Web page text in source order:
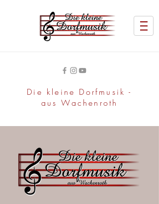
Die kleine Dorfmusik -
aus Wachenroth